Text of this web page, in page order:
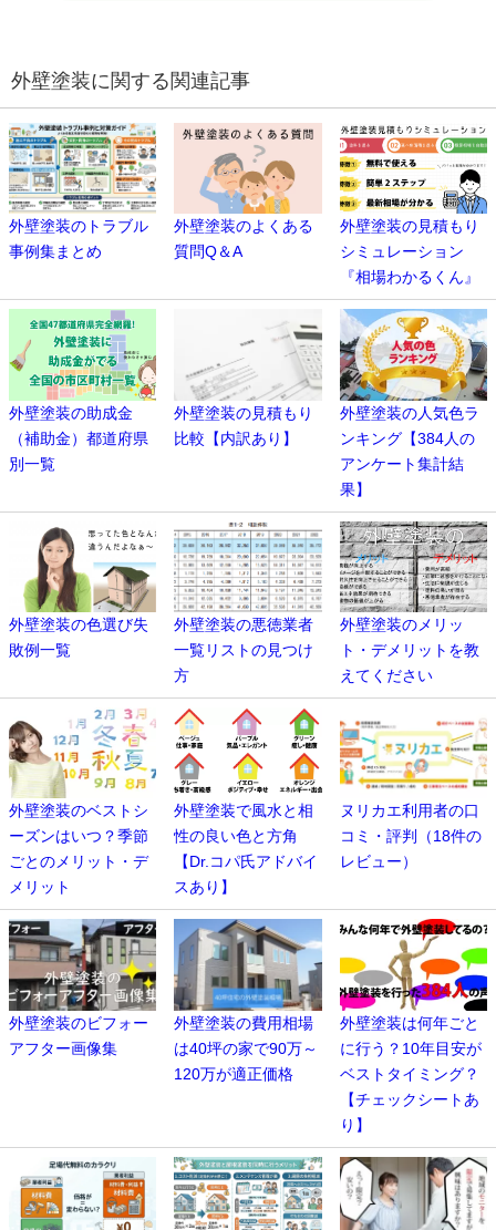
外壁塗装に関する関連記事
外壁塗装のトラブル
事例集まとめ
外壁塗装のよくある
質問Q＆A
外壁塗装の見積もり
シミュレーション
『相場わかるくん』
外壁塗装の助成金
（補助金）都道府県
別一覧
外壁塗装の見積もり
比較【内訳あり】
外壁塗装の人気色ラ
ンキング【384人の
アンケート集計結
果】
外壁塗装の色選び失
敗例一覧
外壁塗装の悪徳業者
一覧リストの見つけ
方
外壁塗装のメリッ
ト・デメリットを教
えてください
外壁塗装のベストシ
ーズンはいつ？季節
ごとのメリット・デ
メリット
外壁塗装で風水と相
性の良い色と方角
【Dr.コパ氏アドバイ
スあり】
ヌリカエ利用者の口
コミ・評判（18件の
レビュー）
外壁塗装のビフォー
アフター画像集
外壁塗装の費用相場
は40坪の家で90万～
120万が適正価格
外壁塗装は何年ごと
に行う？10年目安が
ベストタイミング？
【チェックシートあ
り】